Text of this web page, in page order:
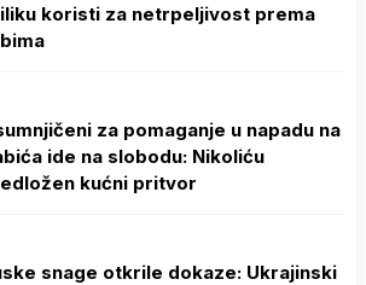
koristi za netrpeljivost prema
za pomaganje u napadu na
ide na slobodu: Nikoliću
kućni pritvor
snage otkrile dokaze: Ukrajinski